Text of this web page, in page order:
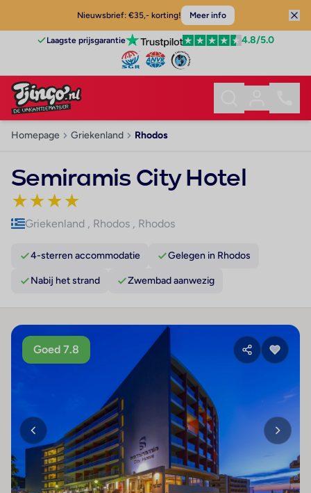
Nieuwsbrief: €35,- korting! Meer info
Laagste prijsgarantie 4.8/5.0
Homepage Griekenland Rhodos
Semiramis City Hotel
★★★★
Griekenland , Rhodos , Rhodos
4-sterren accommodatie Gelegen in Rhodos
Nabij het strand Zwembad aanwezig
Goed 7.8